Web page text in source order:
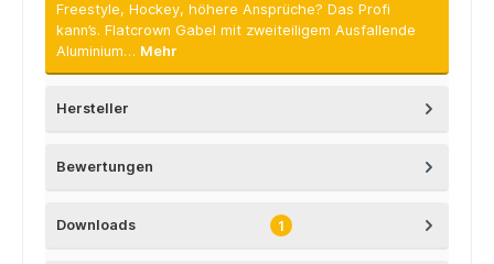
Freestyle, Hockey, höhere Ansprüche? Das Profi
kann’s. Flatcrown Gabel mit zweiteiligem Ausfallende
Aluminium… Mehr
Hersteller
Bewertungen
Downloads 1